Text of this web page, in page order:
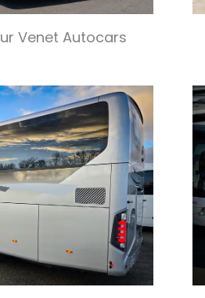
Venet Autocars